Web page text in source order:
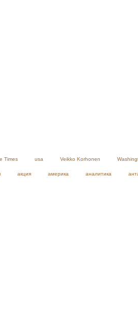
Times usa Veikko Korhonen
акция америка аналитика